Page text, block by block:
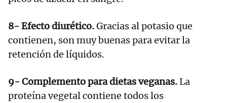
8- Efecto diurético.Gracias al potasio que
contienen, son muy buenas para evitar la
retención de líquidos.
9- Complemento para dietas veganas.La
proteína vegetal contiene todos los